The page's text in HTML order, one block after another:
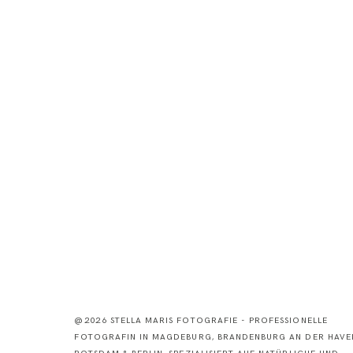
@2026 STELLA MARIS FOTOGRAFIE - PROFESSIONELLE
FOTOGRAFIN IN MAGDEBURG, BRANDENBURG AN DER